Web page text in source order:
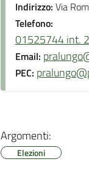
Indirizzo: Via
Telefono:
01525744 int.
Email:
PEC:
Argomenti:
Elezioni